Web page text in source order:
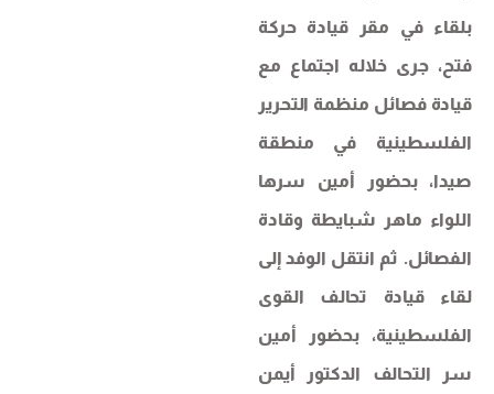
بلقاء في مقر قيادة حركة
فتح، جرى خلاله اجتماع مع
قيادة فصائل منظمة التحرير
الفلسطينية في منطقة
صيدا، بحضور أمين سرها
اللواء ماهر شبايطة وقادة
الفصائل. ثم انتقل الوفد إلى
لقاء قيادة تحالف القوى
الفلسطينية، بحضور أمين
سر التحالف الدكتور أيمن